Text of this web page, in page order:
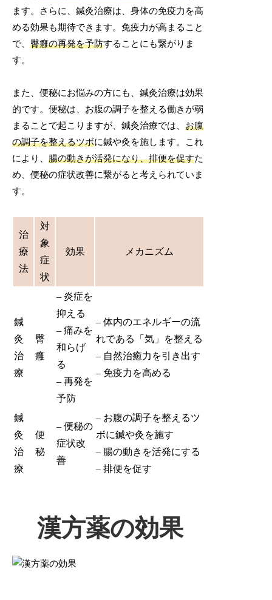
ます。さらに、鍼灸治療は、身体の免疫力を高
める効果も期待できます。免疫力が高まること
で、臀癰の再発を予防することにも繋がりま
す。
また、便秘にお悩みの方にも、鍼灸治療は効果
的です。便秘は、お腹の調子を整える働きが弱
まることで起こりますが、鍼灸治療では、お腹
の調子を整えるツボに鍼や灸を施します。これ
により、腸の動きが活発になり、排便を促すた
め、便秘の症状改善に繋がると考えられていま
す。
治
療
法
対
象
症
状
効果 メカニズム
鍼
灸
治
療
臀
癰
– 炎症を
抑える
– 痛みを
和らげ
る
– 再発を
予防
– 体内のエネルギーの流
れである「気」を整える
– 自然治癒力を引き出す
– 免疫力を高める
鍼
灸
治
療
便
秘
– 便秘の
症状改
善
– お腹の調子を整えるツ
ボに鍼や灸を施す
– 腸の動きを活発にする
– 排便を促す
漢方薬の効果